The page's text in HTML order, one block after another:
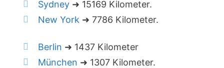
Sydney ➜ 15169 Kilometer.
New York ➜ 7786 Kilometer.
Berlin ➜ 1437 Kilometer
München ➜ 1307 Kilometer.